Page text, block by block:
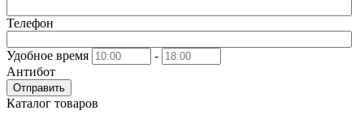
Телефон
Удобное время
-
Антибот
Отправить
Каталог товаров